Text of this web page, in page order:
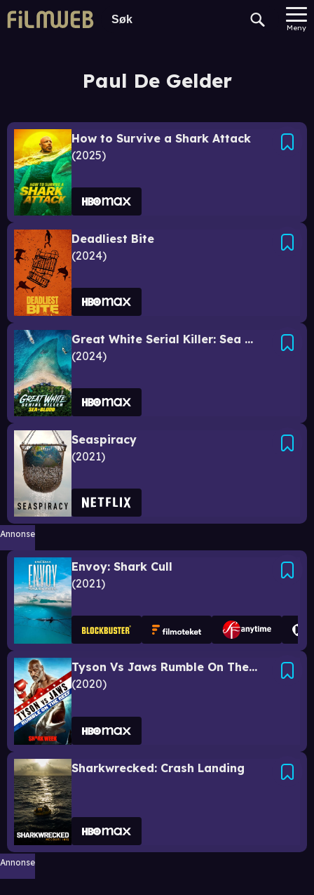
Meny
Paul De Gelder
How to Survive a Shark Attack
2025
Deadliest Bite
2024
Great White Serial Killer: Sea of Blood
2024
Seaspiracy
2021
Annonse
Envoy: Shark Cull
2021
Tyson Vs Jaws Rumble On The Reef
2020
Sharkwrecked: Crash Landing
Annonse